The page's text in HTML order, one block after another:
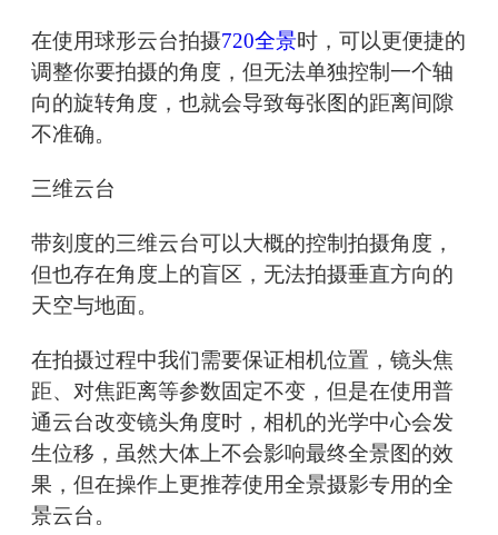
在使用球形云台拍摄720全景时，可以更便捷的
调整你要拍摄的角度，但无法单独控制一个轴
向的旋转角度，也就会导致每张图的距离间隙
不准确。
三维云台
带刻度的三维云台可以大概的控制拍摄角度，
但也存在角度上的盲区，无法拍摄垂直方向的
天空与地面。
在拍摄过程中我们需要保证相机位置，镜头焦
距、对焦距离等参数固定不变，但是在使用普
通云台改变镜头角度时，相机的光学中心会发
生位移，虽然大体上不会影响最终全景图的效
果，但在操作上更推荐使用全景摄影专用的全
景云台。